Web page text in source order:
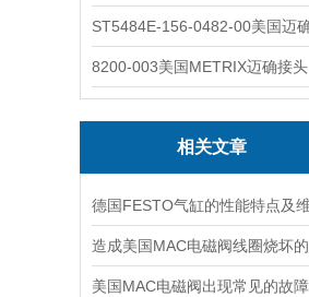
8200-003美国METRIX迈确接头
相关文章